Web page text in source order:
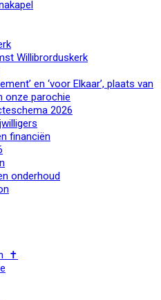
Willibrorduskerk
en ‘voor Elkaar’, plaats van
onze parochie
2026
financiën
onderhoud
✝